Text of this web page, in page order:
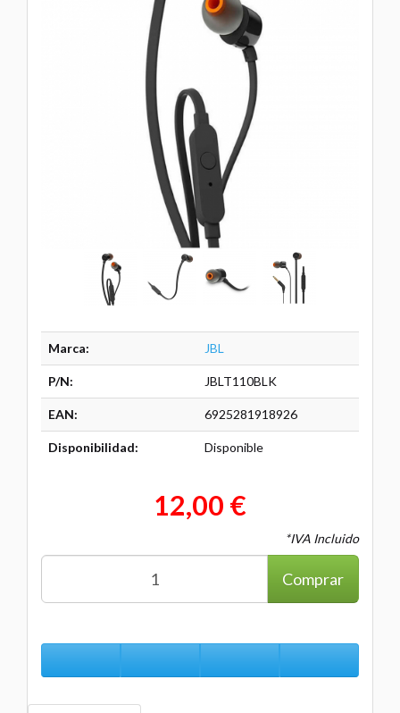
Marca: JBL
P/N: JBLT110BLK
EAN: 6925281918926
Disponibilidad: Disponible
12,00 €
*IVA Incluido
Comprar